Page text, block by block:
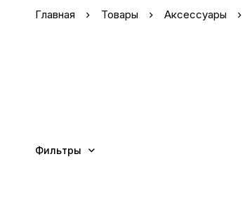
Главная Товары Аксессуары
Фильтры